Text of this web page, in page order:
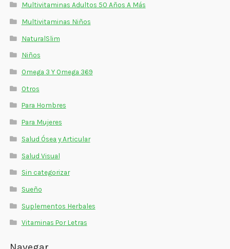
Multivitaminas Adultos 50 Años A Más
Multivitaminas Niños
NaturalSlim
Niños
Omega 3 Y Omega 369
Otros
Para Hombres
Para Mujeres
Salud Ósea y Articular
Salud Visual
Sin categorizar
Sueño
Suplementos Herbales
Vitaminas Por Letras